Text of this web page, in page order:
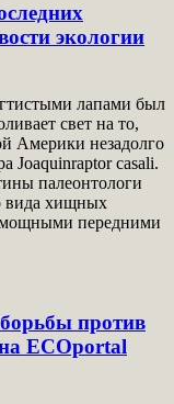
экологии
лапами был
свет на то,
Америки незадолго
Joaquinraptor casali.
палеонтологи
вида хищных
мощными передними
против
ECOportal